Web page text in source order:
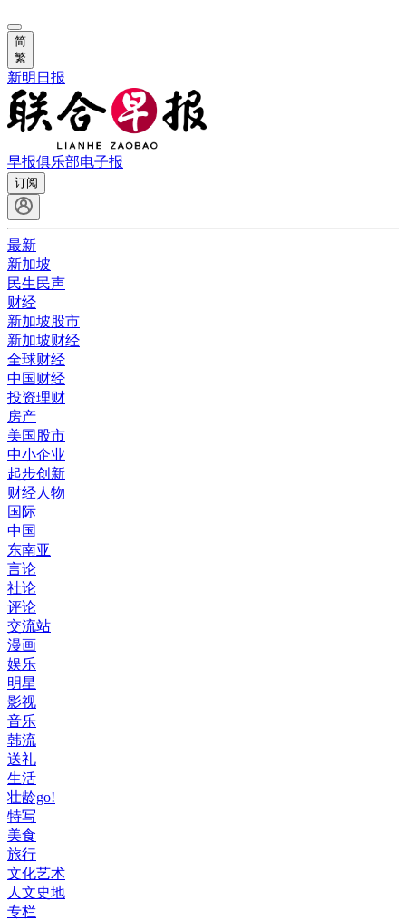
简
繁
新明日报
早报俱乐部电子报
订阅
最新
新加坡
民生民声
财经
新加坡股市
新加坡财经
全球财经
中国财经
投资理财
房产
美国股市
中小企业
起步创新
财经人物
国际
中国
东南亚
言论
社论
评论
交流站
漫画
娱乐
明星
影视
音乐
韩流
送礼
生活
壮龄go!
特写
美食
旅行
文化艺术
人文史地
专栏